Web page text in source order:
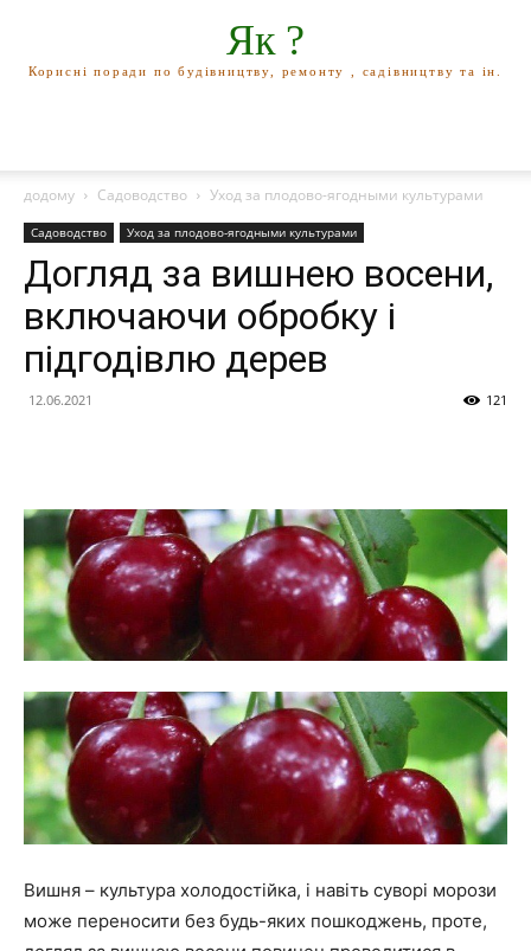
Як ?
Корисні поради по будівництву, ремонту , садівництву та ін.
додому Садоводство Уход за плодово-ягодными культурами
Садоводство Уход за плодово-ягодными культурами
Догляд за вишнею восени,
включаючи обробку і
підгодівлю дерев
12.06.2021 121
Вишня – культура холодостійка, і навіть суворі морози
може переносити без будь-яких пошкоджень, проте,